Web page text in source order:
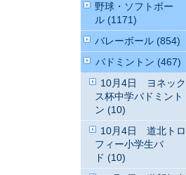
野球・ソフトボー
ル (1171)
バレーボール (854)
バドミントン (467)
10月4日 ヨネック
ス杯中学バドミント
ン (10)
10月4日 道北トロ
フィー小学生バ
ド (10)